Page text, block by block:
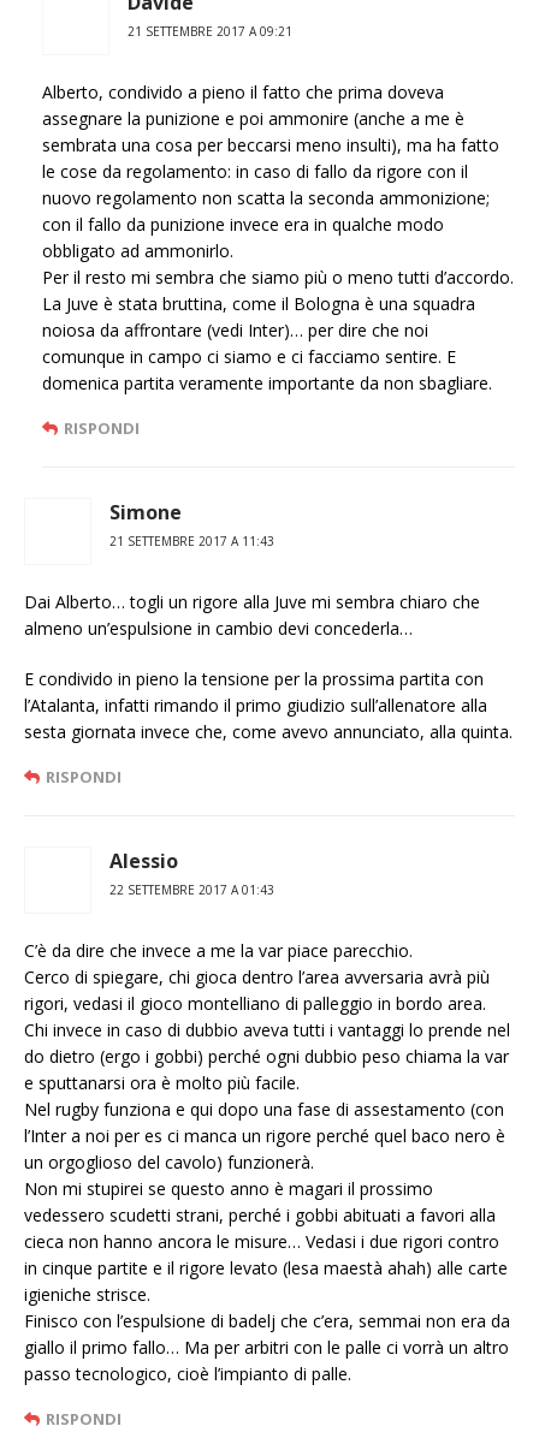
21 SETTEMBRE 2017 A 09:21
Alberto, condivido a pieno il fatto che prima doveva
assegnare la punizione e poi ammonire (anche a me è
sembrata una cosa per beccarsi meno insulti), ma ha fatto
le cose da regolamento: in caso di fallo da rigore con il
nuovo regolamento non scatta la seconda ammonizione;
con il fallo da punizione invece era in qualche modo
obbligato ad ammonirlo.
Per il resto mi sembra che siamo più o meno tutti d’accordo.
La Juve è stata bruttina, come il Bologna è una squadra
noiosa da affrontare (vedi Inter)… per dire che noi
comunque in campo ci siamo e ci facciamo sentire. E
domenica partita veramente importante da non sbagliare.
RISPONDI
Simone
21 SETTEMBRE 2017 A 11:43
Dai Alberto… togli un rigore alla Juve mi sembra chiaro che
almeno un’espulsione in cambio devi concederla…
E condivido in pieno la tensione per la prossima partita con
l’Atalanta, infatti rimando il primo giudizio sull’allenatore alla
sesta giornata invece che, come avevo annunciato, alla quinta.
RISPONDI
Alessio
22 SETTEMBRE 2017 A 01:43
C’è da dire che invece a me la var piace parecchio.
Cerco di spiegare, chi gioca dentro l’area avversaria avrà più
rigori, vedasi il gioco montelliano di palleggio in bordo area.
Chi invece in caso di dubbio aveva tutti i vantaggi lo prende nel
do dietro (ergo i gobbi) perché ogni dubbio peso chiama la var
e sputtanarsi ora è molto più facile.
Nel rugby funziona e qui dopo una fase di assestamento (con
l’Inter a noi per es ci manca un rigore perché quel baco nero è
un orgoglioso del cavolo) funzionerà.
Non mi stupirei se questo anno è magari il prossimo
vedessero scudetti strani, perché i gobbi abituati a favori alla
cieca non hanno ancora le misure… Vedasi i due rigori contro
in cinque partite e il rigore levato (lesa maestà ahah) alle carte
igieniche strisce.
Finisco con l’espulsione di badelj che c’era, semmai non era da
giallo il primo fallo… Ma per arbitri con le palle ci vorrà un altro
passo tecnologico, cioè l’impianto di palle.
RISPONDI